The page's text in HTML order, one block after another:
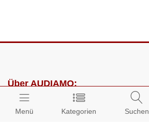
Menü Kategorien Suchen
Über AUDIAMO:
Impressum